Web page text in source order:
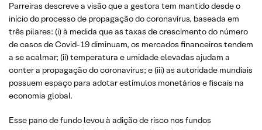
Parreiras descreve a visão que a gestora tem mantido desde o
início do processo de propagação do coronavírus, baseada em
três pilares: (i) à medida que as taxas de crescimento do número
de casos de Covid-19 diminuam, os mercados financeiros tendem
a se acalmar; (ii) temperatura e umidade elevadas ajudam a
conter a propagação do coronavírus; e (iii) as autoridade mundiais
possuem espaço para adotar estímulos monetários e fiscais na
economia global.
Esse pano de fundo levou à adição de risco nos fundos